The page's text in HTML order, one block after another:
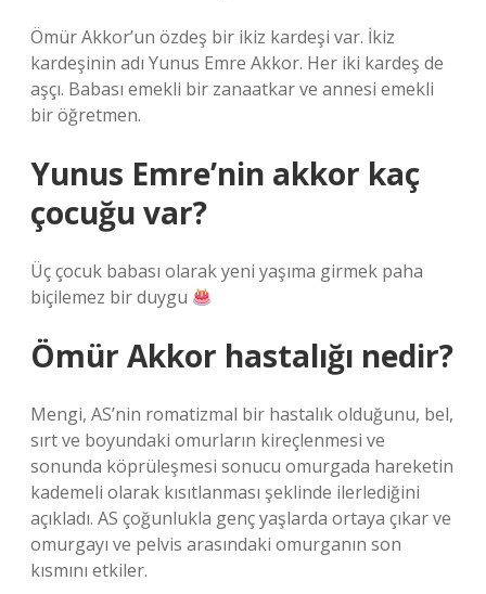
Ömür Akkor’un özdeş bir ikiz kardeşi var. İkiz
kardeşinin adı Yunus Emre Akkor. Her iki kardeş de
aşçı. Babası emekli bir zanaatkar ve annesi emekli
bir öğretmen.
Yunus Emre’nin akkor kaç
çocuğu var?
Üç çocuk babası olarak yeni yaşıma girmek paha
biçilemez bir duygu
Ömür Akkor hastalığı nedir?
Mengi, AS’nin romatizmal bir hastalık olduğunu, bel,
sırt ve boyundaki omurların kireçlenmesi ve
sonunda köprüleşmesi sonucu omurgada hareketin
kademeli olarak kısıtlanması şeklinde ilerlediğini
açıkladı. AS çoğunlukla genç yaşlarda ortaya çıkar ve
omurgayı ve pelvis arasındaki omurganın son
kısmını etkiler.